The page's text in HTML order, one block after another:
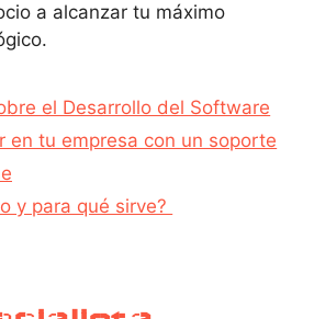
a alcanzar tu máximo
el Desarrollo del Software
en tu empresa con un soporte
y para qué sirve?